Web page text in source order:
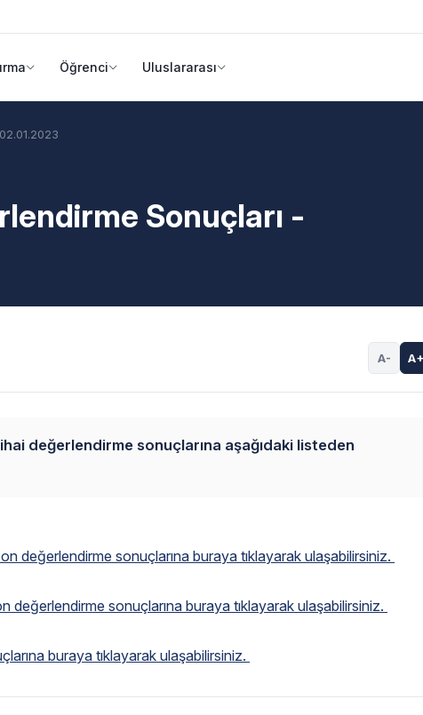
Öğrenci Uluslararası
Sonuçları -
A- A+
değerlendirme sonuçlarına aşağıdaki listeden
değerlendirme sonuçlarına buraya tıklayarak ulaşabilirsiniz.
değerlendirme sonuçlarına buraya tıklayarak ulaşabilirsiniz.
buraya tıklayarak ulaşabilirsiniz.